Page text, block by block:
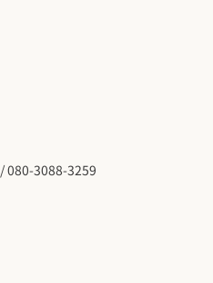
/ 080-3088-3259